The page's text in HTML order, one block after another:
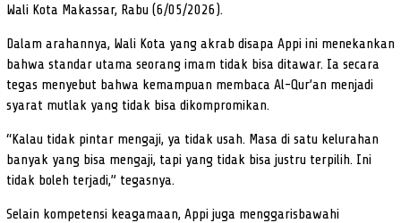
Wali Kota Makassar, Rabu (6/05/2026).
Dalam arahannya, Wali Kota yang akrab disapa Appi ini menekankan
bahwa standar utama seorang imam tidak bisa ditawar. Ia secara
tegas menyebut bahwa kemampuan membaca Al-Qur’an menjadi
syarat mutlak yang tidak bisa dikompromikan.
“Kalau tidak pintar mengaji, ya tidak usah. Masa di satu kelurahan
banyak yang bisa mengaji, tapi yang tidak bisa justru terpilih. Ini
tidak boleh terjadi,” tegasnya.
Selain kompetensi keagamaan, Appi juga menggarisbawahi